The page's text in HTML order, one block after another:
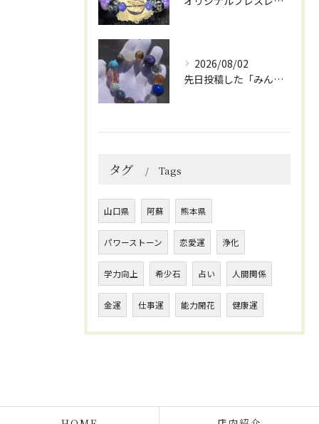
2026/08/02
先日投稿した「みんなを笑顔にしてくれるブレスレット」に
タグ Tags
山口県 阿蘇 熊本県
パワーストーン 恋愛運 浄化
学力向上 希少石 占い 人間関係
金運 仕事運 能力開花 健康運